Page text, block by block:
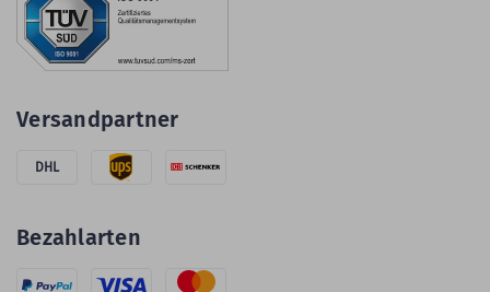
Versandpartner
DHL
Bezahlarten